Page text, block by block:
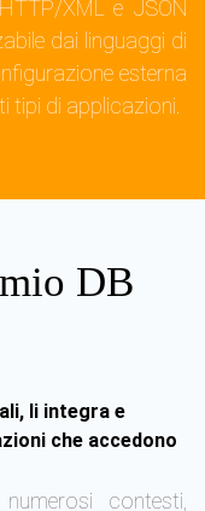
XML e JSON
dai linguaggi di
esterna
tipi di applicazioni.
DB
li integra e
che accedono
contesti,